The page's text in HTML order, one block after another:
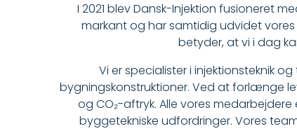
I 2021 blev Dansk-Injektion fusioneret
markant og har samtidig udvidet
betyder, at vi i dag
Vi er specialister i injektionsteknik
bygningskonstruktioner. Ved at forlænge
og CO₂-aftryk. Alle vores
byggetekniske udfordringer. Vores